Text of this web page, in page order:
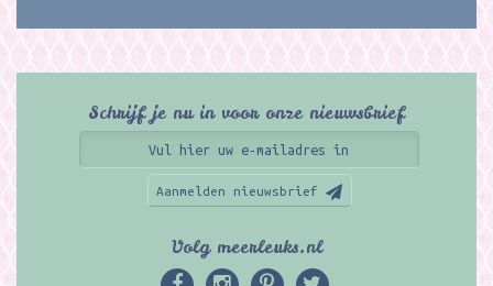
Schrijf je nu in voor onze nieuwsbrief
Aanmelden nieuwsbrief
Volg meerleuks.nl